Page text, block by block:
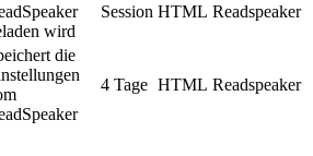
wird
Session HTML Readspeaker
die
4 Tage HTML Readspeaker